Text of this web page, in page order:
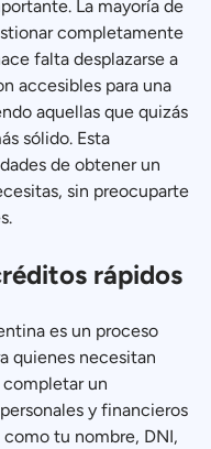
La mayoría de
completamente
falta desplazarse a
accesibles para una
aquellas que quizás
sólido. Esta
de obtener un
sin preocuparte
rápidos
es un proceso
quienes necesitan
completar un
y financieros
tu nombre, DNI,